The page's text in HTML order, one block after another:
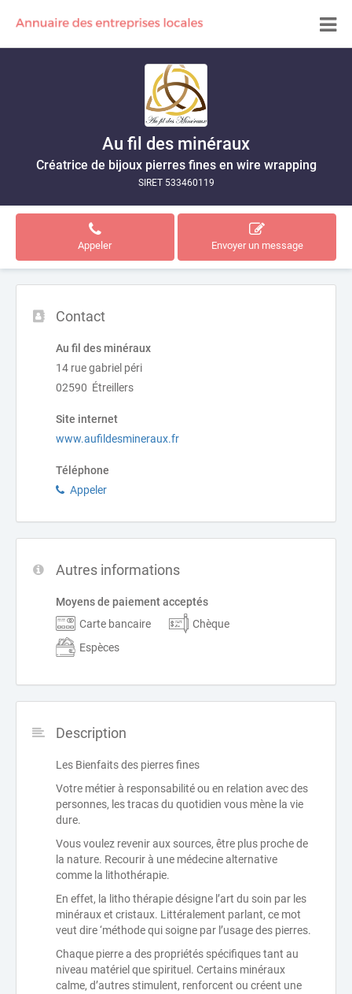
Au fil des minéraux
Créatrice de bijoux pierres fines en wire wrapping
SIRET 533460119
Appeler Envoyer un message
Contact
Au fil des minéraux
14 rue gabriel péri
02590 Étreillers
Site internet
www.aufildesmineraux.fr
Téléphone
Appeler
Autres informations
Moyens de paiement acceptés
Carte bancaire
Chèque
Espèces
Description
Les Bienfaits des pierres fines
Votre métier à responsabilité ou en relation avec des
personnes, les tracas du quotidien vous mène la vie
dure.
Vous voulez revenir aux sources, être plus proche de
la nature. Recourir à une médecine alternative
comme la lithothérapie.
En effet, la litho thérapie désigne l’art du soin par les
minéraux et cristaux. Littéralement parlant, ce mot
veut dire ‘méthode qui soigne par l’usage des pierres.
Chaque pierre a des propriétés spécifiques tant au
niveau matériel que spirituel. Certains minéraux
calme, d’autres stimulent, renforcent ou créent une